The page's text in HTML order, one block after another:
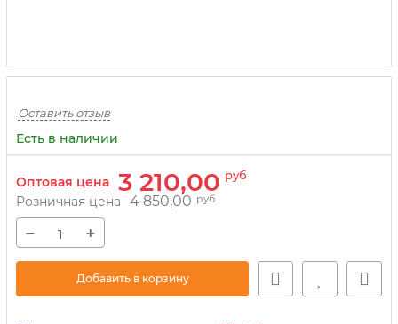
Оставить отзыв
Есть в наличии
Оптовая цена 3 210,00 руб
Розничная цена 4 850,00 руб
− +
Добавить в корзину